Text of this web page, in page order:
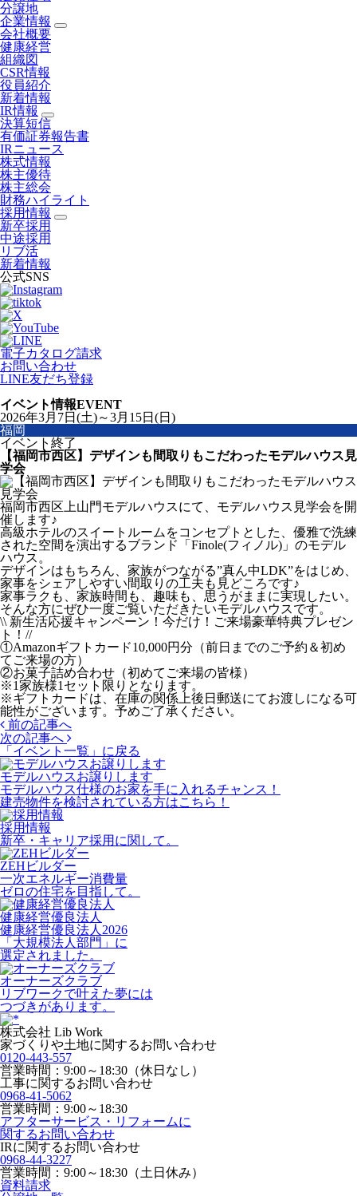
分譲地
企業情報
会社概要
健康経営
組織図
CSR情報
役員紹介
新着情報
IR情報
決算短信
有価証券報告書
IRニュース
株式情報
株主優待
株主総会
財務ハイライト
採用情報
新卒採用
中途採用
リブ活
新着情報
公式SNS
電子カタログ請求
お問い合わせ
LINE友だち登録
イベント情報EVENT
2026年3月7日(土)～3月15日(日)
福岡
イベント終了
【福岡市西区】デザインも間取りもこだわったモデルハウス見
学会
福岡市西区上山門モデルハウスにて、モデルハウス見学会を開
催します♪
高級ホテルのスイートルームをコンセプトとした、優雅で洗練
された空間を演出するブランド「Finole(フィノル)」のモデル
ハウス。
デザインはもちろん、家族がつながる”真ん中LDK”をはじめ、
家事をシェアしやすい間取りの工夫も見どころです♪
家事ラクも、家族時間も、趣味も、思うがままに実現したい。
そんな方にぜひ一度ご覧いただきたいモデルハウスです。
\\ 新生活応援キャンペーン！今だけ！ご来場豪華特典プレゼン
ト！//
①Amazonギフトカード10,000円分（前日までのご予約＆初め
てご来場の方）
②お菓子詰め合わせ（初めてご来場の皆様）
※1家族様1セット限りとなります。
※ギフトカードは、在庫の関係上後日郵送にてお渡しになる可
能性がございます。予めご了承ください。
前の記事へ
次の記事へ
「イベント一覧」 に戻る
モデルハウスお譲りします
モデルハウス仕様のお家を手に入れるチャンス！
建売物件を検討されている方はこちら！
採用情報
新卒・キャリア採用に関して。
ZEHビルダー
一次エネルギー消費量
ゼロの住宅を目指して。
健康経営優良法人
健康経営優良法人2026
「大規模法人部門」に
選定されました。
オーナーズクラブ
リブワークで叶えた夢には
つづきがあります。
株式会社 Lib Work
家づくりや土地に関するお問い合わせ
0120-443-557
営業時間：9:00～18:30（休日なし）
工事に関するお問い合わせ
0968-41-5062
営業時間：9:00～18:30
アフターサービス・リフォームに
関するお問い合わせ
IRに関するお問い合わせ
0968-44-3227
営業時間：9:00～18:30（土日休み）
資料請求